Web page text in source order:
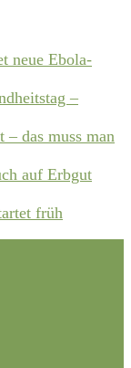
neue Ebola-
–
– das muss man
auf Erbgut
früh